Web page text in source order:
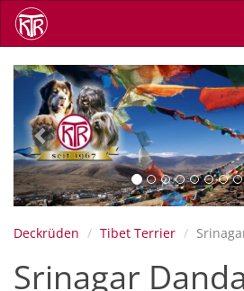
Skip
main
Previous
Deckrüden Tibet Terrier
Srinagar